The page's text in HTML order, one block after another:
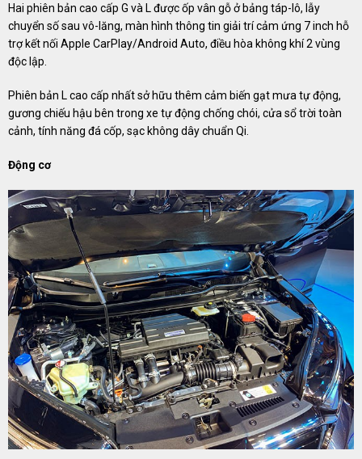
Hai phiên bản cao cấp G và L được ốp vân gỗ ở bảng táp-lô, lẫy
chuyển số sau vô-lăng, màn hình thông tin giải trí cảm ứng 7 inch hỗ
trợ kết nối Apple CarPlay/Android Auto, điều hòa không khí 2 vùng
độc lập.
Phiên bản L cao cấp nhất sở hữu thêm cảm biến gạt mưa tự động,
gương chiếu hậu bên trong xe tự động chống chói, cửa sổ trời toàn
cảnh, tính năng đá cốp, sạc không dây chuẩn Qi.
Động cơ